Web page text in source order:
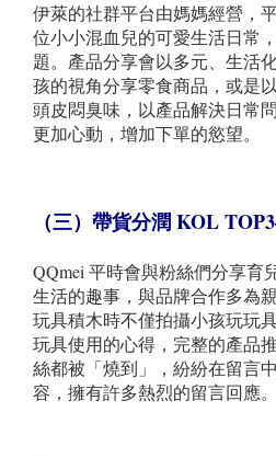
伊萊的社群平台由媽媽經營，
位小小混血兒的可愛生活日常
題。產品分享會以多元、生活
孩的視角分享零食商品，或是
頭皮悶臭味，以產品解決日常
更加心動，增加下單的慾望。
（三）帶貨分潤 KOL TOP3
QQmei 平時會與粉絲們分享育
生活的趣事，與品牌合作多為
玩具積木時不僅拍攝小孩玩玩
玩具使用的心得，完整的產品
絲都被「燒到」，紛紛在留言
容，擁有許多熱烈的留言回應。